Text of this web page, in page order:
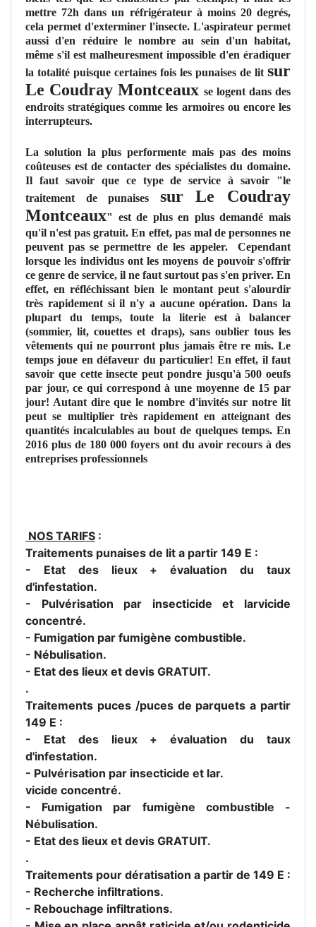
mettre 72h dans un réfrigérateur à moins 20 degrés,
cela permet d'exterminer l'insecte. L'aspirateur permet
aussi d'en réduire le nombre au sein d'un habitat,
même s'il est malheuresment impossible d'en éradiquer
la totalité puisque certaines fois les punaises de lit sur
Le Coudray Montceaux se logent dans des
endroits stratégiques comme les armoires ou encore les
interrupteurs.
La solution la plus performente mais pas des moins
coûteuses est de contacter des spécialistes du domaine.
Il faut savoir que ce type de service à savoir "le
traitement de punaises sur Le Coudray
Montceaux" est de plus en plus demandé mais
qu'il n'est pas gratuit. En effet, pas mal de personnes ne
peuvent pas se permettre de les appeler. Cependant
lorsque les individus ont les moyens de pouvoir s'offrir
ce genre de service, il ne faut surtout pas s'en priver. En
effet, en réfléchissant bien le montant peut s'alourdir
très rapidement si il n'y a aucune opération. Dans la
plupart du temps, toute la literie est à balancer
(sommier, lit, couettes et draps), sans oublier tous les
vêtements qui ne pourront plus jamais être re mis. Le
temps joue en défaveur du particulier! En effet, il faut
savoir que cette insecte peut pondre jusqu'à 500 oeufs
par jour, ce qui correspond à une moyenne de 15 par
jour! Autant dire que le nombre d'invités sur notre lit
peut se multiplier très rapidement en atteignant des
quantités incalculables au bout de quelques temps. En
2016 plus de 180 000 foyers ont du avoir recours à des
entreprises professionnels
NOS TARIFS :
Traitements punaises de lit a partir 149 E :
- Etat des lieux + évaluation du taux
d'infestation.
- Pulvérisation par insecticide et larvicide
concentré.
- Fumigation par fumigène combustible.
- Nébulisation.
- Etat des lieux et devis GRATUIT.
.
Traitements puces /puces de parquets a partir
149 E :
- Etat des lieux + évaluation du taux
d'infestation.
- Pulvérisation par insecticide et lar.
vicide concentré.
- Fumigation par fumigène combustible -
Nébulisation.
- Etat des lieux et devis GRATUIT.
.
Traitements pour dératisation a partir de 149 E :
- Recherche infiltrations.
- Rebouchage infiltrations.